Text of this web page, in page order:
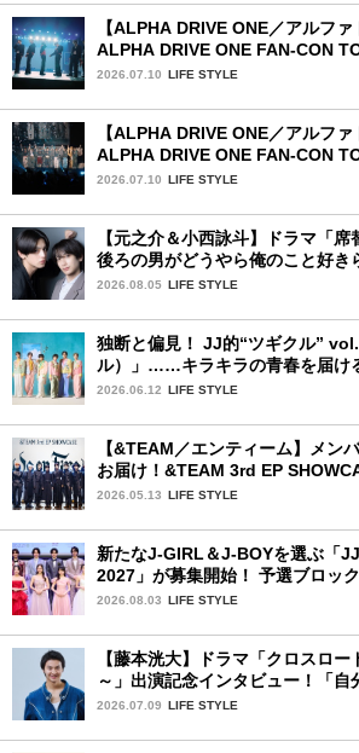
【ALPHA DRIVE ONE／アルフ
ALPHA DRIVE ONE FAN-CON
YOKOHAMA」1日目詳細レポ【前
2026.07.10 LIFE STYLE
【ALPHA DRIVE ONE／アルフ
ALPHA DRIVE ONE FAN-CON
YOKOHAMA」1日目詳細レポ【後
2026.07.10 LIFE STYLE
【元之介＆小西詠斗】ドラマ「
後ろの男がどうやら俺のこと好き
タビュー♡ 「自然と詠斗くんが可
2026.08.05 LIFE STYLE
独断と偏見！ JJ的“ツギクル”
ル）」……キラキラの青春を届け
プ
2026.06.12 LIFE STYLE
【&TEAM／エンティーム】メン
お届け！&TEAM 3rd EP
詳細レポート【前編】
2026.05.13 LIFE STYLE
新たなJ-GIRL＆J-BOYを選ぶ「
2027」が募集開始！ 予選ブロッ
視した「新システム」に変わります
2026.08.03 LIFE STYLE
【藤本洸大】ドラマ「クロスロ
～」出演記念インタビュー！「自
を思い出させてもらった作品です」
2026.07.09 LIFE STYLE